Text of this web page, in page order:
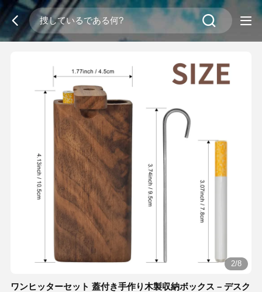
2/8
ワンヒッターセット 蓋付き手作り木製収納ボックス – デスク